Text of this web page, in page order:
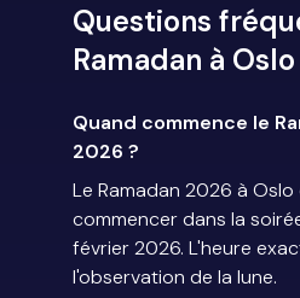
Questions
Ramadan à Oslo
Quand commence le
2026 ?
Le Ramadan 2026 à
commencer dans la
février 2026. L'heure
l'observation de la lune.